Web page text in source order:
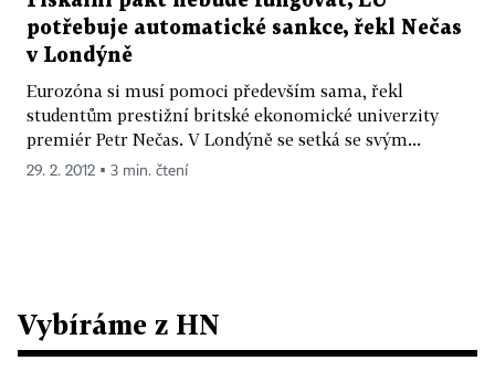
potřebuje automatické sankce, řekl Nečas
v Londýně
Eurozóna si musí pomoci především sama, řekl
studentům prestižní britské ekonomické univerzity
premiér Petr Nečas. V Londýně se setká se svým...
29. 2. 2012 ▪ 3 min. čtení
Vybíráme z HN